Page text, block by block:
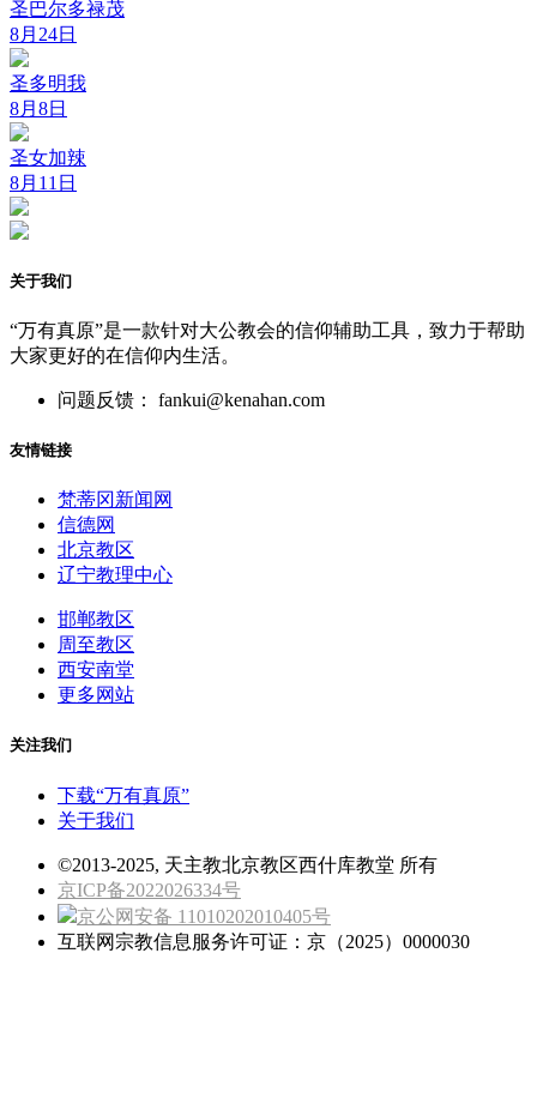
圣巴尔多禄茂
8月24日
圣多明我
8月8日
圣女加辣
8月11日
关于我们
“万有真原”是一款针对大公教会的信仰辅助工具，致力于帮助
大家更好的在信仰内生活。
问题反馈： fankui@kenahan.com
友情链接
梵蒂冈新闻网
信德网
北京教区
辽宁教理中心
邯郸教区
周至教区
西安南堂
更多网站
关注我们
下载“万有真原”
关于我们
©2013-2025, 天主教北京教区西什库教堂 所有
京ICP备2022026334号
京公网安备 11010202010405号
互联网宗教信息服务许可证：京（2025）0000030